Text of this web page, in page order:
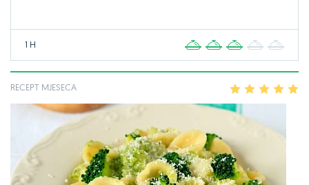
1 H 2 3 4
RECEPT MJESECA 2 3 4